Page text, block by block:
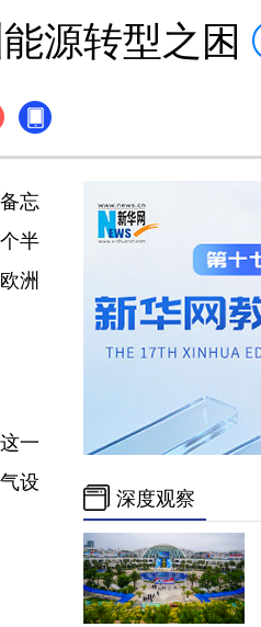
源转型之困
忘
半
洲
一
设
深度观察